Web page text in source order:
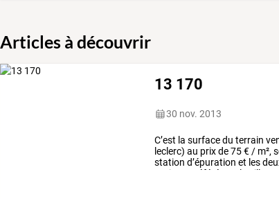
Articles à découvrir
13 170
30 nov. 2013
C’est la surfacedu terrain
leclerc) au prixde75€ / m²,
station d’épuration et les
aurions
préféré la ville